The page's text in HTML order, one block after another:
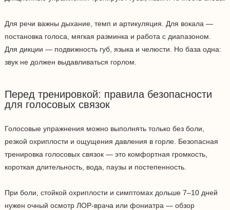
Для речи важны дыхание, темп и артикуляция. Для вокала —
постановка голоса, мягкая разминка и работа с диапазоном.
Для дикции — подвижность губ, языка и челюсти. Но база одна:
звук не должен выдавливаться горлом.
Перед тренировкой: правила безопасности
для голосовых связок
Голосовые упражнения можно выполнять только без боли,
резкой охриплости и ощущения давления в горле. Безопасная
тренировка голосовых связок — это комфортная громкость,
короткая длительность, вода, паузы и постепенность.
При боли, стойкой охриплости и симптомах дольше 7–10 дней
нужен очный осмотр ЛОР-врача или фониатра — обзор